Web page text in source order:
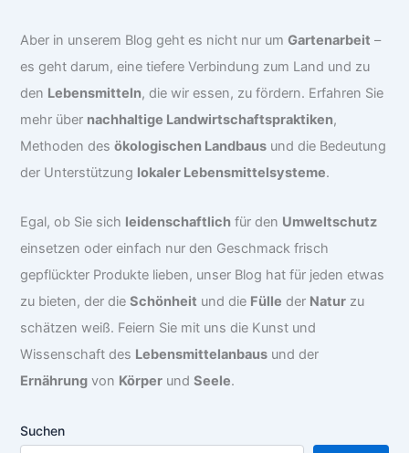
Aber in unserem Blog geht es nicht nur umGartenarbeit –
es geht darum, eine tiefere Verbindung zum Land und zu
den Lebensmitteln, die wir essen, zu fördern. Erfahren Sie
mehr über nachhaltige Landwirtschaftspraktiken,
Methoden desökologischen Landbaus und die Bedeutung
der Unterstützung lokaler Lebensmittelsysteme.
Egal, ob Sie sich leidenschaftlich für den Umweltschutz
einsetzen oder einfach nur den Geschmack frisch
gepflückter Produkte lieben, unser Blog hat für jeden etwas
zu bieten, der dieSchönheit und die Fülle der Natur zu
schätzen weiß. Feiern Sie mit uns die Kunst und
Wissenschaft des Lebensmittelanbaus und der
Ernährung von Körper undSeele.
Suchen